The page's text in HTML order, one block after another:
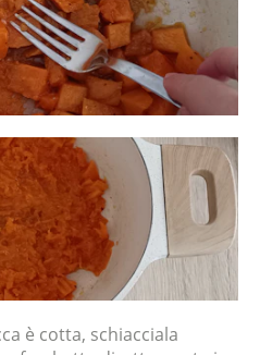
è cotta, schiacciala